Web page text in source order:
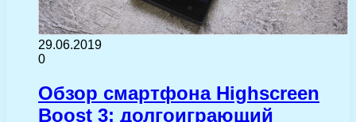
29.06.2019
0
Обзор смартфона Highscreen
Boost 3: долгоиграющий